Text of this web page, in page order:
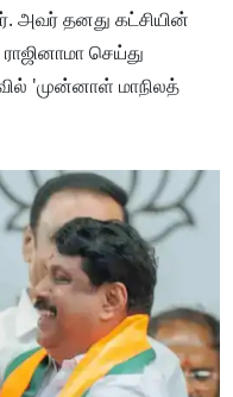
அவர் தனது கட்சியின்
செய்து
'முன்னாள் மாநிலத்